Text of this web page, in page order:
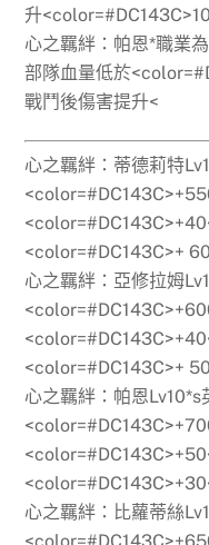
升
心之羈絆：帕恩*職業
部隊血量低於
戰鬥後傷害提升<
心之羈絆：蒂德莉特
<color=#DC143C>+
心之羈絆：亞修拉姆
<color=#DC143C>+
心之羈絆：帕恩Lv10*s
心之羈絆：比蘿蒂絲